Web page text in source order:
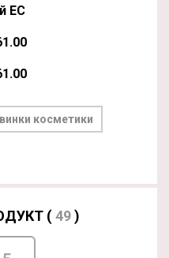
ЕС
косметики
(49)